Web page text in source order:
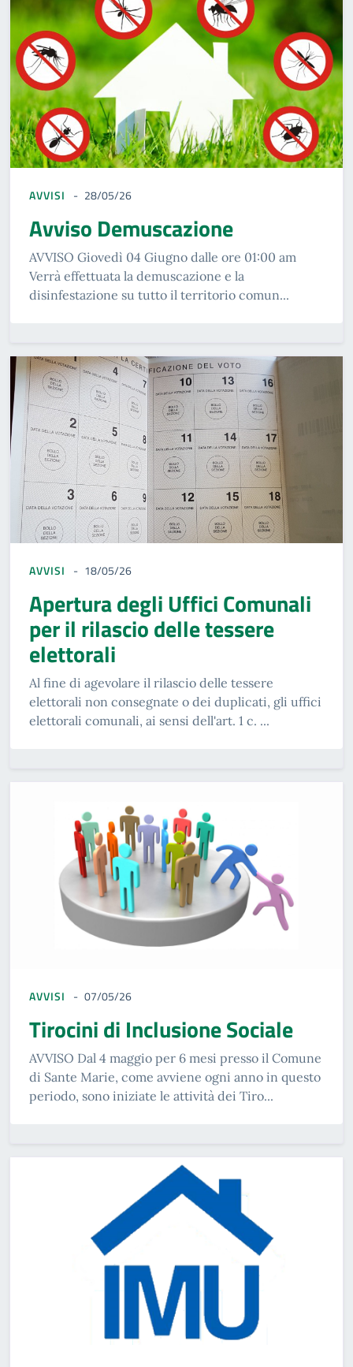
AVVISI 28/05/26
Avviso Demuscazione
AVVISO Giovedì 04 Giugno dalle ore 01:00 am
Verrà effettuata la demuscazione e la
disinfestazione su tutto il territorio comun...
AVVISI 18/05/26
Apertura degli Uffici Comunali
per il rilascio delle tessere
elettorali
Al fine di agevolare il rilascio delle tessere
elettorali non consegnate o dei duplicati, gli uffici
elettorali comunali, ai sensi dell'art. 1 c. ...
AVVISI 07/05/26
Tirocini di Inclusione Sociale
AVVISO Dal 4 maggio per 6 mesi presso il Comune
di Sante Marie, come avviene ogni anno in questo
periodo, sono iniziate le attività dei Tiro...